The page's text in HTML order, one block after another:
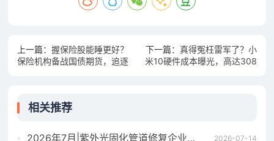
上一篇： 握保险股能睡更好？
保险机构备战国债期货，追逐
下一篇：真得冤枉雷军了？小
米10硬件成本曝光，高达308
相关推荐
2026年7月|紫外光固化管道修复企业推荐 2026-07-14